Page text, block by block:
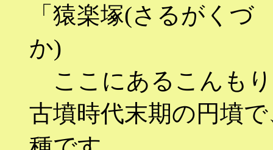
「猿楽塚(さるがくづ
か) 渋谷
ここにあるこんも
古墳時代末期の円墳